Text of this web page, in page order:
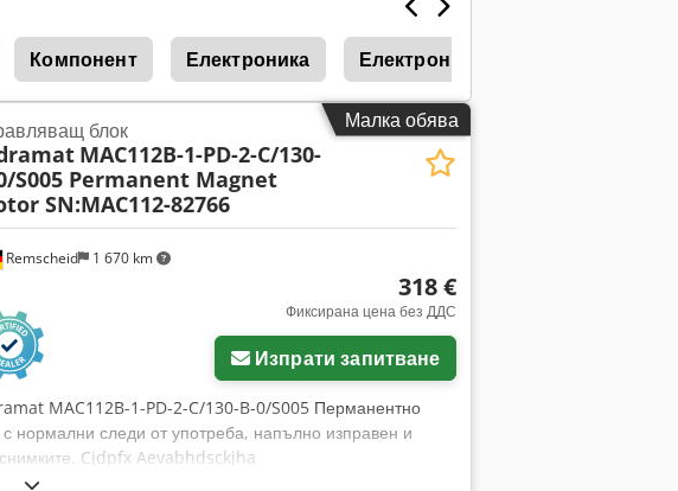
Компонент Електроника Електроника За Плавен Пуск
Малка обява
Remscheid 1 670 km
блок
MAC112B-1-PD-2-C/130-
S005 Permanent Magnet
SN:MAC112-82766
318 €
Фиксирана цена без ДДС
Изпрати запитване
MAC112B-1-PD-2-C/130-B-0/S005 Перманентно
нормални следи от употреба, напълно изправен и
Cjdpfx Aevabhdsckjha